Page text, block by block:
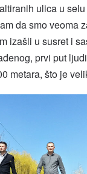
ulica u
da smo veoma
izašli u susret i
prvi put
metara, što je